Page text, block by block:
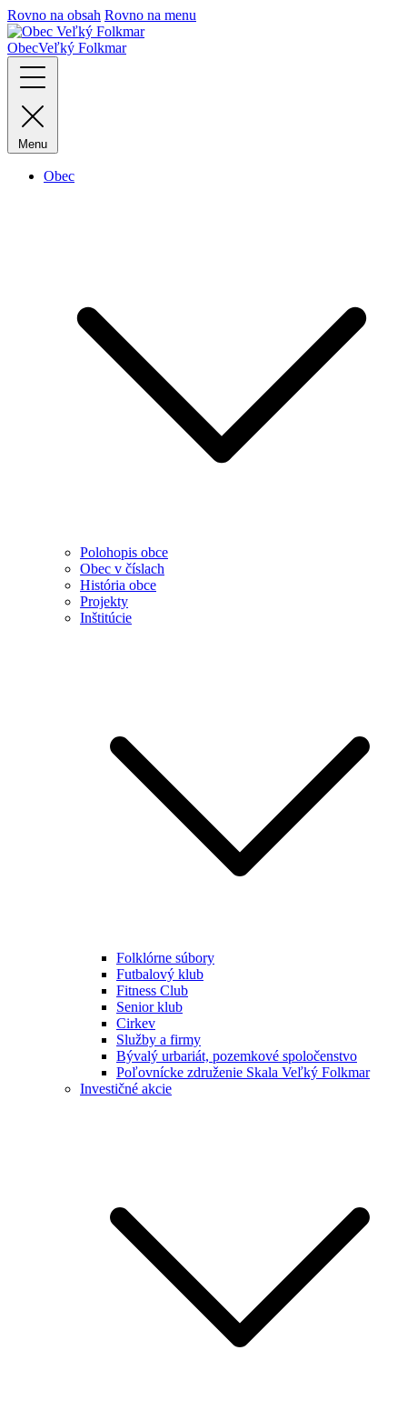
Rovno na obsah Rovno na menu
ObecVeľký Folkmar
Menu
Obec
Polohopis obce
Obec v číslach
História obce
Projekty
Inštitúcie
Folklórne súbory
Futbalový klub
Fitness Club
Senior klub
Cirkev
Služby a firmy
Bývalý urbariát, pozemkové spoločenstvo
Poľovnícke združenie Skala Veľký Folkmar
Investičné akcie